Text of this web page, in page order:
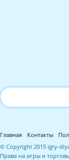
Главная Контакты
© Copyright 2015 igry-
Права на игры и